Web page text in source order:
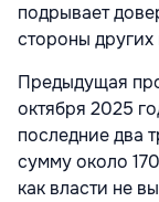
подрывает
стороны
Предыдущая
октября 2025
последние два
сумму около
как власти не